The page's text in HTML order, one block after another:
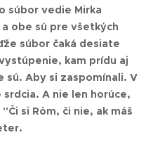
súbor vedie Mirka
obe sú pre všetkých
súbor čaká desiate
kam prídu aj
sú. Aby si zaspomínali. V
A nie len horúce,
si Róm, či nie, ak máš